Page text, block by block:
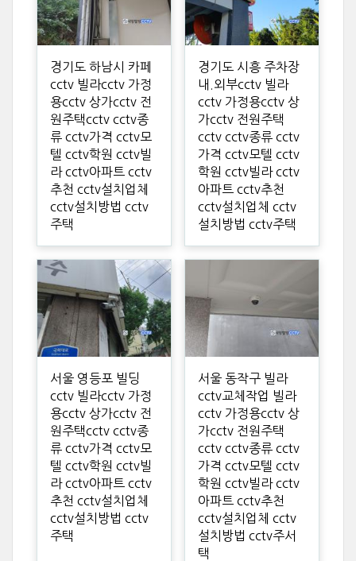
경기도 하남시 카페
cctv 빌라cctv 가정
용cctv 상가cctv 전
원주택cctv cctv종
류 cctv가격 cctv모
텔 cctv학원 cctv빌
라 cctv아파트 cctv
추천 cctv설치업체
cctv설치방법 cctv
주택
경기도 시흥 주차장
내.외부cctv 빌라
cctv 가정용cctv 상
가cctv 전원주택
cctv cctv종류 cctv
가격 cctv모텔 cctv
학원 cctv빌라 cctv
아파트 cctv추천
cctv설치업체 cctv
설치방법 cctv주택
서울 영등포 빌딩
cctv 빌라cctv 가정
용cctv 상가cctv 전
원주택cctv cctv종
류 cctv가격 cctv모
텔 cctv학원 cctv빌
라 cctv아파트 cctv
추천 cctv설치업체
cctv설치방법 cctv
주택
서울 동작구 빌라
cctv교체작업 빌라
cctv 가정용cctv 상
가cctv 전원주택
cctv cctv종류 cctv
가격 cctv모텔 cctv
학원 cctv빌라 cctv
아파트 cctv추천
cctv설치업체 cctv
설치방법 cctv주서
택